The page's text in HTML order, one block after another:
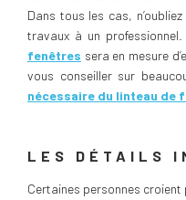
Dans tous les cas,
travaux à un professionnel.
fenêtres sera en mesure
vous conseiller sur
nécessaire du linteau de
LES DÉTAILS
Certaines personnes